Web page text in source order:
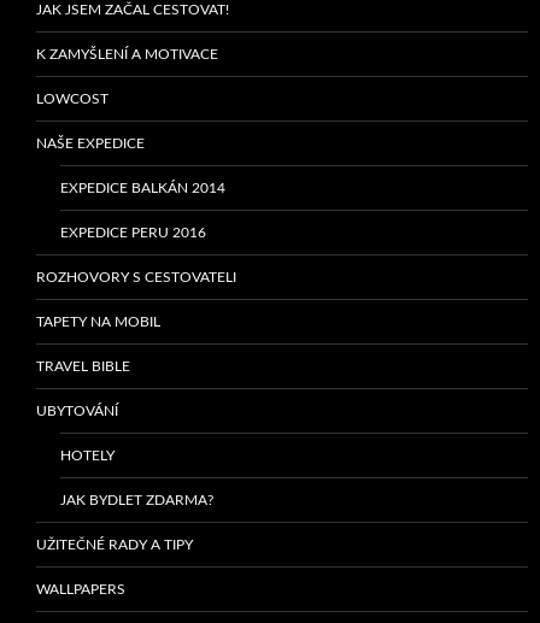
JAK JSEM ZAČAL CESTOVAT!
K ZAMYŠLENÍ A MOTIVACE
LOWCOST
NAŠE EXPEDICE
EXPEDICE BALKÁN 2014
EXPEDICE PERU 2016
ROZHOVORY S CESTOVATELI
TAPETY NA MOBIL
TRAVEL BIBLE
UBYTOVÁNÍ
HOTELY
JAK BYDLET ZDARMA?
UŽITEČNÉ RADY A TIPY
WALLPAPERS